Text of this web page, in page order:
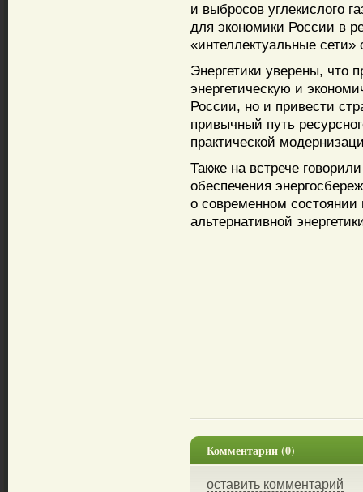
и выбросов углекислого
для экономики России в
«интеллектуальные
Энергетики уверены, что
энергетическую и
России, но и привести
привычный путь
практической
Также на встрече
обеспечения
о современном состоянии
альтернативной
Комментарии (0)
оставить комментарий